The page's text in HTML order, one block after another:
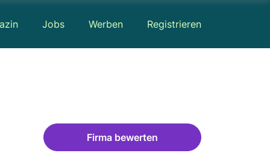
Jobs Werben Registrieren
Firma bewerten